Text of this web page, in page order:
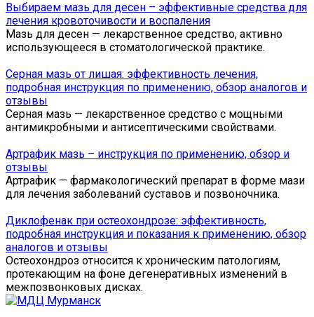
Выбираем мазь для десен – эффективные средства для
лечения кровоточивости и воспаления
Мазь для десен — лекарственное средство, активно
использующееся в стоматологической практике.
Серная мазь от лишая: эффективность лечения,
подробная инструкция по применению, обзор аналогов и
отзывы
Серная мазь — лекарственное средство с мощными
антимикробными и антисептическими свойствами.
Артрафик мазь – инструкция по применению, обзор и
отзывы
Артрафик — фармакологический препарат в форме мази
для лечения заболеваний суставов и позвоночника.
Диклофенак при остеохондрозе: эффективность,
подробная инструкция и показания к применению, обзор
аналогов и отзывы
Остеохондроз относится к хроническим патологиям,
протекающим на фоне дегенеративных изменений в
межпозвонковых дисках.